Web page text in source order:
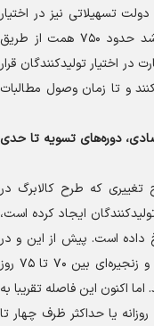
تسهیلاتی نیز در اختیار
تولیدکنندگان قرار دهد به همین دلیل مصوب شد حدود ۷۵۰ همت از طریق
اختیار تولیدکنندگان قرار
و تا زمان وصول مطالبات
دوره‌های تسویه تا حدی
تغییری که طرح کالابرگ در
ایجاد کرده است،
داده است. پیش از این و در
دوره اجرای ارز ترجیحی، برخی فروشگاه‌های بزرگ و زنجیره‌ای بین ۷۰ تا ۷۵ روز
اکنون این فاصله تقریبا به
یا حداکثر ظرف چهار تا